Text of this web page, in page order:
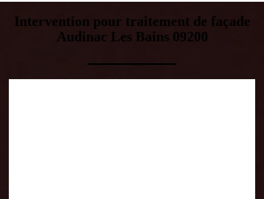
Intervention pour traitement de façade
Audinac Les Bains 09200